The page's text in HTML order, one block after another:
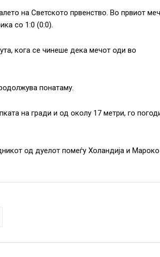
на Светското првенство. Во првиот меч
со 1:0 (0:0).
кога се чинеше дека мечот оди во
понатаму.
на гради и од околу 17 метри, го
од дуелот помеѓу Холандија и Мароко